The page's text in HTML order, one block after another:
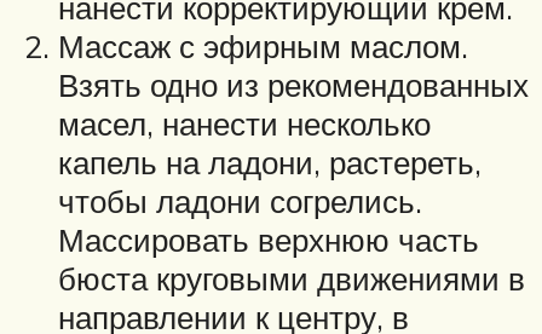
Массаж с эфирным маслом.
Взять одно из рекомендованных
масел, нанести несколько
капель на ладони, растереть,
чтобы ладони согрелись.
Массировать верхнюю часть
бюста круговыми движениями в
направлении к центру, в